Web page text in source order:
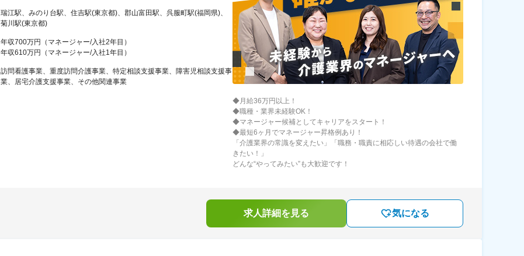
瑞江駅、みのり台駅、住吉駅(東京都)、郡山富田駅、呉服町駅(福岡県)、
菊川駅(東京都)
年収700万円（マネージャー/入社2年目）
年収610万円（マネージャー/入社1年目）
訪問看護事業、重度訪問介護事業、特定相談支援事業、障害児相談支援事
業、居宅介護支援事業、その他関連事業
◆月給36万円以上！
◆職種・業界未経験OK！
◆マネージャー候補としてキャリアをスタート！
◆最短6ヶ月でマネージャー昇格例あり！
「介護業界の常識を変えたい」「職務・職責に相応しい待遇の会社で働
きたい！」
どんな“やってみたい”も大歓迎です！
求人詳細を見る 気になる